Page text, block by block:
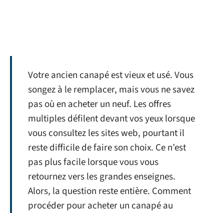
Votre ancien canapé est vieux et usé. Vous
songez à le remplacer, mais vous ne savez
pas où en acheter un neuf. Les offres
multiples défilent devant vos yeux lorsque
vous consultez les sites web, pourtant il
reste difficile de faire son choix. Ce n’est
pas plus facile lorsque vous vous
retournez vers les grandes enseignes.
Alors, la question reste entière. Comment
procéder pour acheter un canapé au